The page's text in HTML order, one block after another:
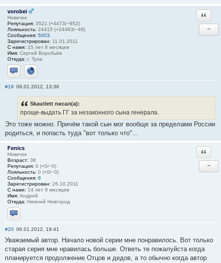
vorobei
Новичок
Репутация: 3521 (+4473/−952)
Лояльность: 24415 (+24463/−48)
Сообщения: 5003
Зарегистрирован: 11.01.2011
С нами: 15 лет 6 месяцев
Имя: Сергей Воробьёв
Откуда: г. Тула
Отправить личное сообщение
Сайт
−
#19 06.01.2012, 13:36
Skautlett писал(а):
проще-выдать ГГ за незаконного сына генерала.
Это тоже можно. Причём такой сын мог вообще за пределами России
родиться, и попасть туда "вот только что"...
Fenics
Новичок
Возраст: 38
Репутация: 0 (+0/−0)
Лояльность: 0 (+0/−0)
Сообщения: 8
Зарегистрирован: 26.10.2011
С нами: 14 лет 9 месяцев
Имя: Андрей
Откуда: Нижний Новгород
Отправить личное сообщение
−
#20 06.01.2012, 19:41
Уважаемый автор. Начало новой серии мне понравилось. Вот только
старая серия мне нравилась больше. Ответь те пожалуйста когда
планируется продолжение Отцов и дедов, а то обычно когда автор